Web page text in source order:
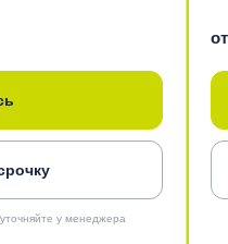
у менеджера
от